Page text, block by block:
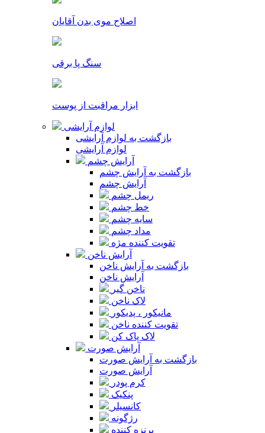
اصلاح موی بدن آقایان
سنگ پا برقی
ابزار مراقبت از پوست
لوازم آرایشی
بازگشت به لوازم آرایشی
لوازم آرایشی
آرایش چشم
بازگشت به آرایش چشم
آرایش چشم
ریمل چشم
خط چشم
سایه چشم
مداد چشم
تقویت کننده مژه
آرایش ناخن
بازگشت به آرایش ناخن
آرایش ناخن
ناخن گیر
لاک ناخن
مانیکور ، پدیکور
تقویت کننده ناخن
لاک پاک کن
آرایش صورت
بازگشت به آرایش صورت
آرایش صورت
کرم پودر
پنکیک
کانسیلر
رژگونه
برنزه کننده